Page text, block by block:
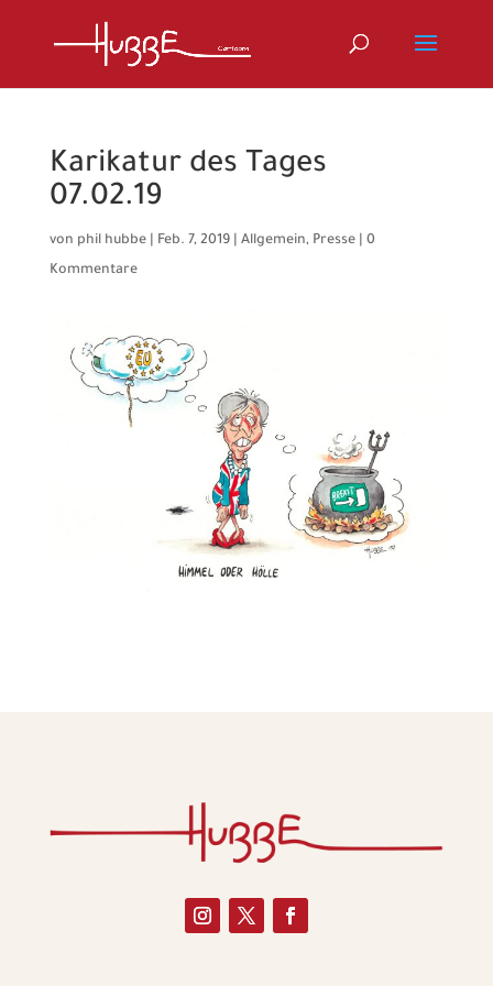
Karikatur des Tages
07.02.19
von phil hubbe| Feb. 7, 2019| Allgemein, Presse| 0
Kommentare